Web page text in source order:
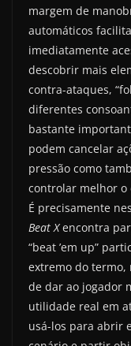
margem de
automáticos
imediatamente
descobrir mais
contra-ataques,
diferentes
bastante
podem cancelar
pressão como
controlar melhor o
É precisamente
Beat Xencontra
“beat ’em up”
extremo do termo,
de dar ao jogador
utilidade real em
usá-los para abrir